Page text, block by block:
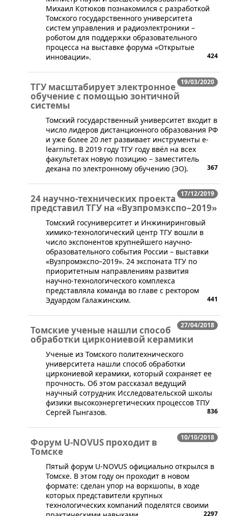
Михаил Котюков познакомился с разработкой
Томского государственного университета
систем управления и радиоэлектроники –
роботом для поддержки образовательного
процесса на выставке форума «Открытые
инновации».
424
19/03/2020
ТГУ масштабирует электронное
обучение с помощью зонтичной
системы
​Томский государственный университет входит в
число лидеров дистанционного образования РФ
и уже более 20 лет развивает инструменты e-
learning. В 2019 году ТГУ году ввёл на всех
факультетах новую позицию – заместитель
декана по электронному обучению (ЭО).
367
17/12/2019
24 научно-технических проекта
представил ТГУ на «Вузпромэкспо–2019»
​Томский госуниверситет и Инжиниринговый
химико-технологический центр ТГУ вошли в
число экспонентов крупнейшего научно-
образовательного события России – выставки
«Вузпромэкспо–2019». 24 экспоната ТГУ по
приоритетным направлениям развития
научно-технологического комплекса
представляла команда во главе с ректором
Эдуардом Галажинским.
441
27/04/2018
Томские ученые нашли способ
обработки циркониевой керамики
​Ученые из Томского политехнического
университета нашли способ обработки
циркониевой керамики, который сохраняет ее
прочность. Об этом рассказал ведущий
научный сотрудник Исследовательской школы
физики высокоэнергетических процессов ТПУ
Сергей Гынгазов.
836
10/10/2018
Форум U-NOVUS проходит в
Томске
​Пятый форум U-NOVUS официально открылся в
Томске. В этом году он проходит в новом
формате: сделан упор на воркшопы, в ходе
которых представители крупных
технологических компаний поделятся своими
2297